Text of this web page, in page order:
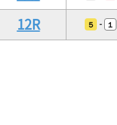
12R ５ - １